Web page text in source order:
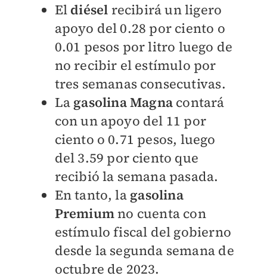
El diésel recibirá un ligero
apoyo del 0.28 por ciento o
0.01 pesos por litro luego de
no recibir el estímulo por
tres semanas consecutivas.
La gasolina Magnacontará
con un apoyo del 11 por
ciento o 0.71 pesos, luego
del 3.59 por ciento que
recibió la semana pasada.
En tanto, la gasolina
Premiumno cuenta con
estímulo fiscal del gobierno
desde la segunda semana de
octubre de 2023.